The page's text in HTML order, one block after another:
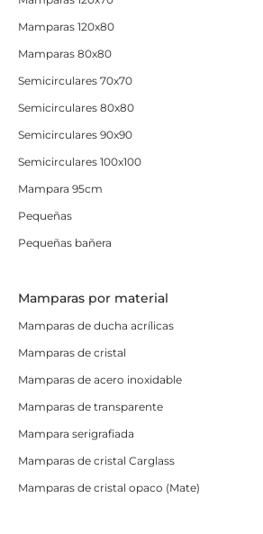
Mamparas 120x80
Mamparas 80x80
Semicirculares 70x70
Semicirculares 80x80
Semicirculares 90x90
Semicirculares 100x100
Mampara 95cm
Pequeñas
Pequeñas bañera
Mamparas por material
Mamparas de ducha acrílicas
Mamparas de cristal
Mamparas de acero inoxidable
Mamparas de transparente
Mampara serigrafiada
Mamparas de cristal Carglass
Mamparas de cristal opaco (Mate)